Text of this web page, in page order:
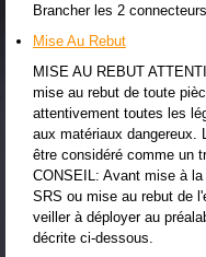
Brancher les 2
Mise Au Rebut
MISE AU REBUT
mise au rebut de toute
attentivement toutes les
aux matériaux dangereux.
être considéré comme un
CONSEIL: Avant mise à
SRS ou mise au rebut de
veiller à déployer au
décrite ci-dessous.